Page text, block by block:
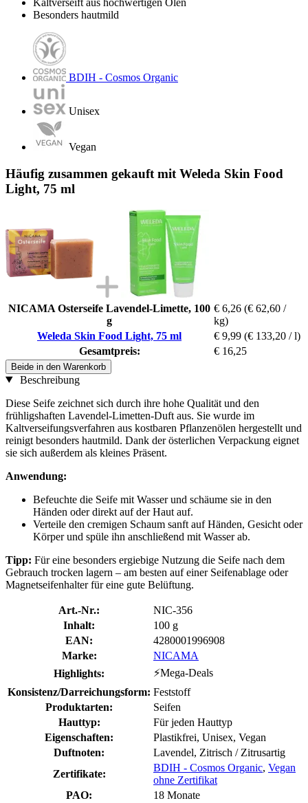
Kaltverseift aus hochwertigen Ölen
Besonders hautmild
BDIH - Cosmos Organic
Unisex
Vegan
Häufig zusammen gekauft mit Weleda Skin Food
Light, 75 ml
NICAMA Osterseife Lavendel-Limette, 100
g
€ 6,26 (€ 62,60 /
kg)
Weleda Skin Food Light, 75 ml
€ 9,99 (€ 133,20 / l)
Gesamtpreis:
€ 16,25
Beide in den Warenkorb
Beschreibung
Diese Seife zeichnet sich durch ihre hohe Qualität und den
frühligshaften Lavendel-Limetten-Duft aus. Sie wurde im
Kaltverseifungsverfahren aus kostbaren Pflanzenölen hergestellt und
reinigt besonders hautmild. Dank der österlichen Verpackung eignet
sie sich außerdem als kleines Präsent.
Anwendung:
Befeuchte die Seife mit Wasser und schäume sie in den
Händen oder direkt auf der Haut auf.
Verteile den cremigen Schaum sanft auf Händen, Gesicht oder
Körper und spüle ihn anschließend mit Wasser ab.
Tipp: Für eine besonders ergiebige Nutzung die Seife nach dem
Gebrauch trocken lagern – am besten auf einer Seifenablage oder
Magnetseifenhalter für eine gute Belüftung.
Art.-Nr.:
NIC-356
Inhalt:
100 g
EAN:
4280001996908
Marke:
NICAMA
Highlights:
⚡Mega-Deals
Konsistenz/Darreichungsform: Feststoff
Produktarten:
Seifen
Hauttyp:
Für jeden Hauttyp
Eigenschaften:
Plastikfrei, Unisex, Vegan
Duftnoten:
Lavendel, Zitrisch / Zitrusartig
Zertifikate:
BDIH - Cosmos Organic, Vegan
ohne Zertifikat
PAO:
18 Monate